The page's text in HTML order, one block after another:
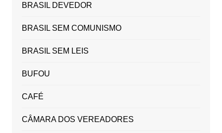
BRASIL DEVEDOR
BRASIL SEM COMUNISMO
BRASIL SEM LEIS
BUFOU
CAFÉ
CÂMARA DOS VEREADORES